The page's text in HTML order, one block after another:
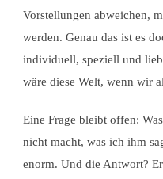
Vorstellungen abweichen,
werden. Genau das ist es
individuell, speziell und
wäre diese Welt, wenn wir
Eine Frage bleibt offen:
nicht macht, was ich ihm
enorm. Und die Antwort?